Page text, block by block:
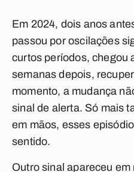
Em 2024, dois anos
passou por oscilações
curtos períodos, chegou
semanas depois,
momento, a mudança
sinal de alerta. Só mais
em mãos, esses
sentido.
Outro sinal apareceu